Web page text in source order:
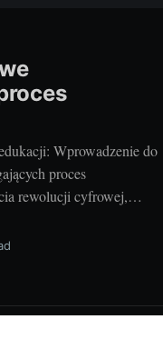
Wprowadzenie do
proces
rewolucji cyfrowej,
gwałtowną
takie jak programy
nauczycielom